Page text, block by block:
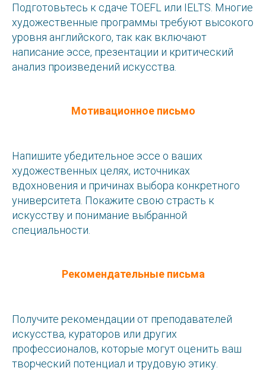
Подготовьтесь к сдаче TOEFL или IELTS. Многие
художественные программы требуют высокого
уровня английского, так как включают
написание эссе, презентации и критический
анализ произведений искусства.
Мотивационное письмо
Напишите убедительное эссе о ваших
художественных целях, источниках
вдохновения и причинах выбора конкретного
университета. Покажите свою страсть к
искусству и понимание выбранной
специальности.
Рекомендательные письма
Получите рекомендации от преподавателей
искусства, кураторов или других
профессионалов, которые могут оценить ваш
творческий потенциал и трудовую этику.